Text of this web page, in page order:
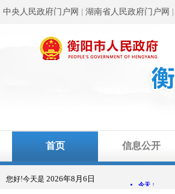
中央人民政府门户网 湖南省人民政府门户网
首页 信息公开
您好!今天是 2026年8月6日